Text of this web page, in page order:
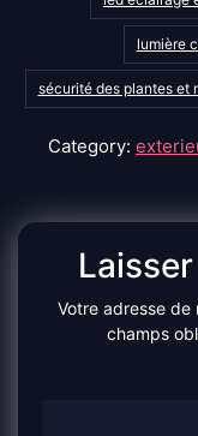
lumière
sécurité des plantes et
Category:
Votre adresse de
champs